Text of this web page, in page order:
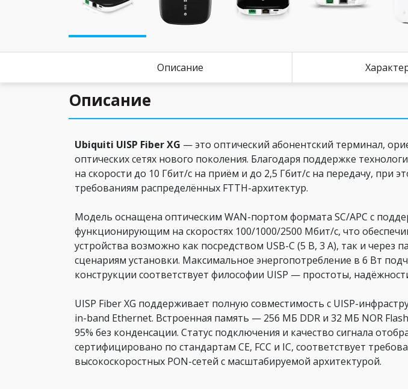
Описание
Описание
Ubiquiti UISP Fiber XG — это оптический абонентский терминал,
оптических сетях нового поколения. Благодаря поддержке
на скорости до 10 Гбит/с на приём и до 2,5 Гбит/с на передачу, при
требованиям распределённых FTTH-архитектур.
Модель оснащена оптическим WAN-портом формата SC/APC с
функционирующим на скоростях 100/1000/2500 Мбит/с, что
устройства возможно как посредством USB-C (5 В, 3 А), так и через
сценариям установки. Максимальное энергопотребление в 6 Вт
конструкции соответствует философии UISP — простоты,
UISP Fiber XG поддерживает полную совместимость с UISP-
in-band Ethernet. Встроенная память — 256 МБ DDR и 32 МБ NOR
95% без конденсации. Статус подключения и качество сигнала
сертифицировано по стандартам CE, FCC и IC, соответствует
высокоскоростных PON-сетей с масштабируемой архитектурой.